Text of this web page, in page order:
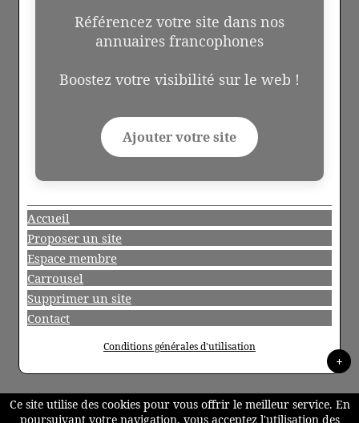
Référencez votre site dans nos
annuaires francophones
Boostez votre visibilité sur le web !
Ajouter votre site
Accueil
Proposer un site
Espace membre
Carrousel
Supprimer un site
Contact
Conditions générales d'utilisation
+
Ce site utilise des cookies pour vous offrir le meilleur service. En
poursuivant votre navigation, vous acceptez l'utilisation des